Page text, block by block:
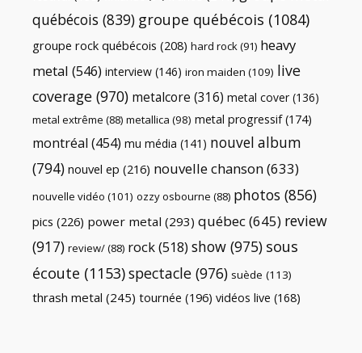
québécois (839) groupe québécois (1084)
groupe rock québécois (208) hard rock(91) heavy
metal (546) interview (146) iron maiden (109) live
coverage (970) metalcore (316) metal cover (136)
metal extrême (88) metallica (98) metal progressif(174)
montréal (454) mu média (141) nouvel album
(794) nouvel ep (216) nouvelle chanson(633)
nouvelle vidéo (101) ozzy osbourne (88) photos (856)
pics (226) power metal (293) québec(645) review
(917) review/(88) rock(518) show (975) sous
écoute (1153)spectacle (976) suède (113)
thrash metal (245) tournée (196) vidéos live (168)